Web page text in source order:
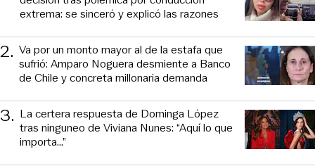
extrema: se sinceró y explicó las razones
2. Va por un monto mayor al de la estafa que
sufrió: Amparo Noguera desmiente a Banco
de Chile y concreta millonaria demanda
3. La certera respuesta de Dominga López
tras ninguneo de Viviana Nunes: “Aquí lo que
importa...”